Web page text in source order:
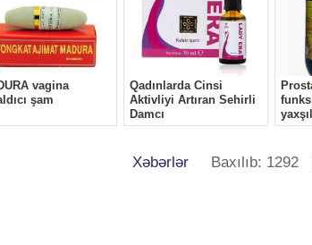
Xəbərlər Baxılıb: 1292